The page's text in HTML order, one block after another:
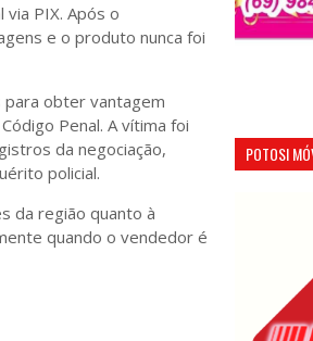
PIX. Após o
e o produto nunca foi
para obter vantagem
Penal. A vítima foi
da negociação,
policial.
da região quanto à
quando o vendedor é
POTOSI